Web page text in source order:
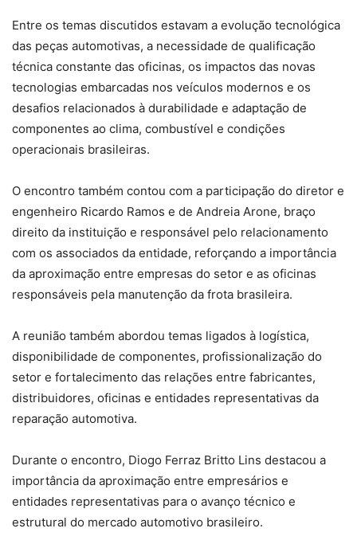
Entre os temas discutidos estavam a evolução tecnológica
das peças automotivas, a necessidade de qualificação
técnica constante das oficinas, os impactos das novas
tecnologias embarcadas nos veículos modernos e os
desafios relacionados à durabilidade e adaptação de
componentes ao clima, combustível e condições
operacionais brasileiras.
O encontro também contou com a participação do diretor e
engenheiro Ricardo Ramos e de Andreia Arone, braço
direito da instituição e responsável pelo relacionamento
com os associados da entidade, reforçando a importância
da aproximação entre empresas do setor e as oficinas
responsáveis pela manutenção da frota brasileira.
A reunião também abordou temas ligados à logística,
disponibilidade de componentes, profissionalização do
setor e fortalecimento das relações entre fabricantes,
distribuidores, oficinas e entidades representativas da
reparação automotiva.
Durante o encontro, Diogo Ferraz Britto Lins destacou a
importância da aproximação entre empresários e
entidades representativas para o avanço técnico e
estrutural do mercado automotivo brasileiro.